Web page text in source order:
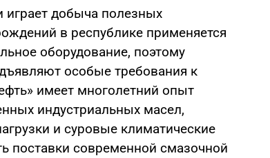
добыча полезных
в республике применяется
оборудование, поэтому
особые требования к
имеет многолетний опыт
индустриальных масел,
и суровые климатические
поставки современной смазочной